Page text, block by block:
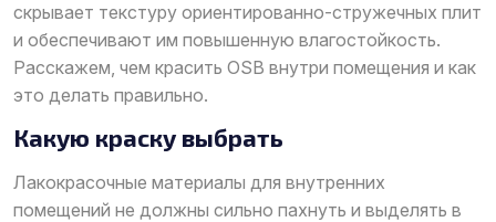
скрывает текстуру ориентированно-стружечных плит
и обеспечивают им повышенную влагостойкость.
Расскажем, чем красить OSB внутри помещения и как
это делать правильно.
Какую краску выбрать
Лакокрасочные материалы для внутренних
помещений не должны сильно пахнуть и выделять в